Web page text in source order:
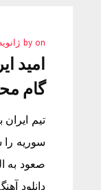
by on ژانویه 30,
گام
تیم
سوریه را
دانلود